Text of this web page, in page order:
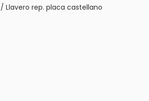
/ Llavero rep. placa castellano